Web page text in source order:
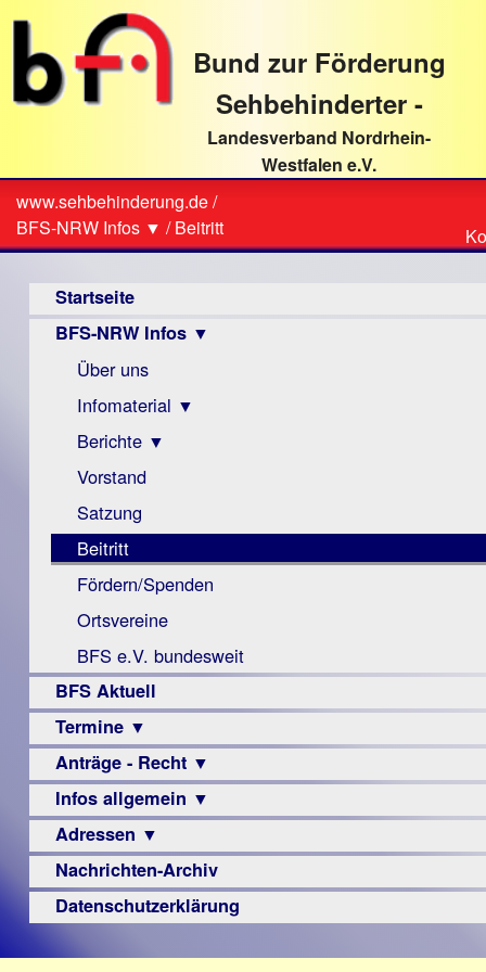
direkt
Textinhalt
Bund zur Förderung
Sehbehinderter -
Landesverband Nordrhein-
Westfalen e.V.
Sie
sind
hier
www.sehbehinderung.de/
BFS-NRW Infos ▼ /Beitritt
Startseite
BFS-NRW Infos ▼
Über uns
Infomaterial ▼
Visus
Zeitschrift
Monokular
Mac
Instagram-
Links
Berichte ▼
Archiv
Berichte
Vorstand
Satzung
Beitritt
Fördern/Spenden
Ortsvereine
BFS e.V. bundesweit
BFS Aktuell
Termine ▼
Veranstaltungsprogramme
Anträge - Recht ▼
Archiv
Urteile
Infos allgemein ▼
Sehbehinderung
Frühförderung
Schule
–
Adressen ▼
Augenoptiker
Berufsbildungswerke
Nachrichten-Archiv
Datenschutzerklärung